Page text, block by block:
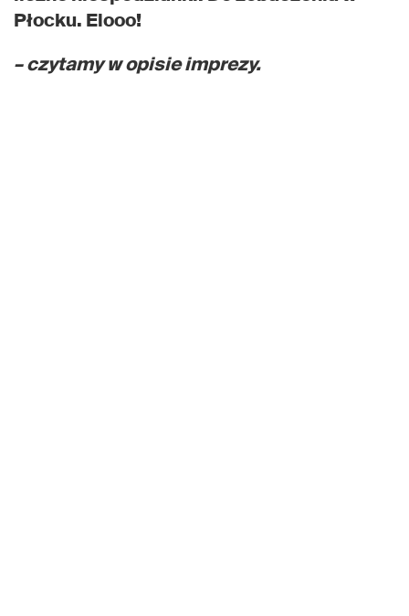
Płocku. Elooo!
– czytamy w opisie imprezy.